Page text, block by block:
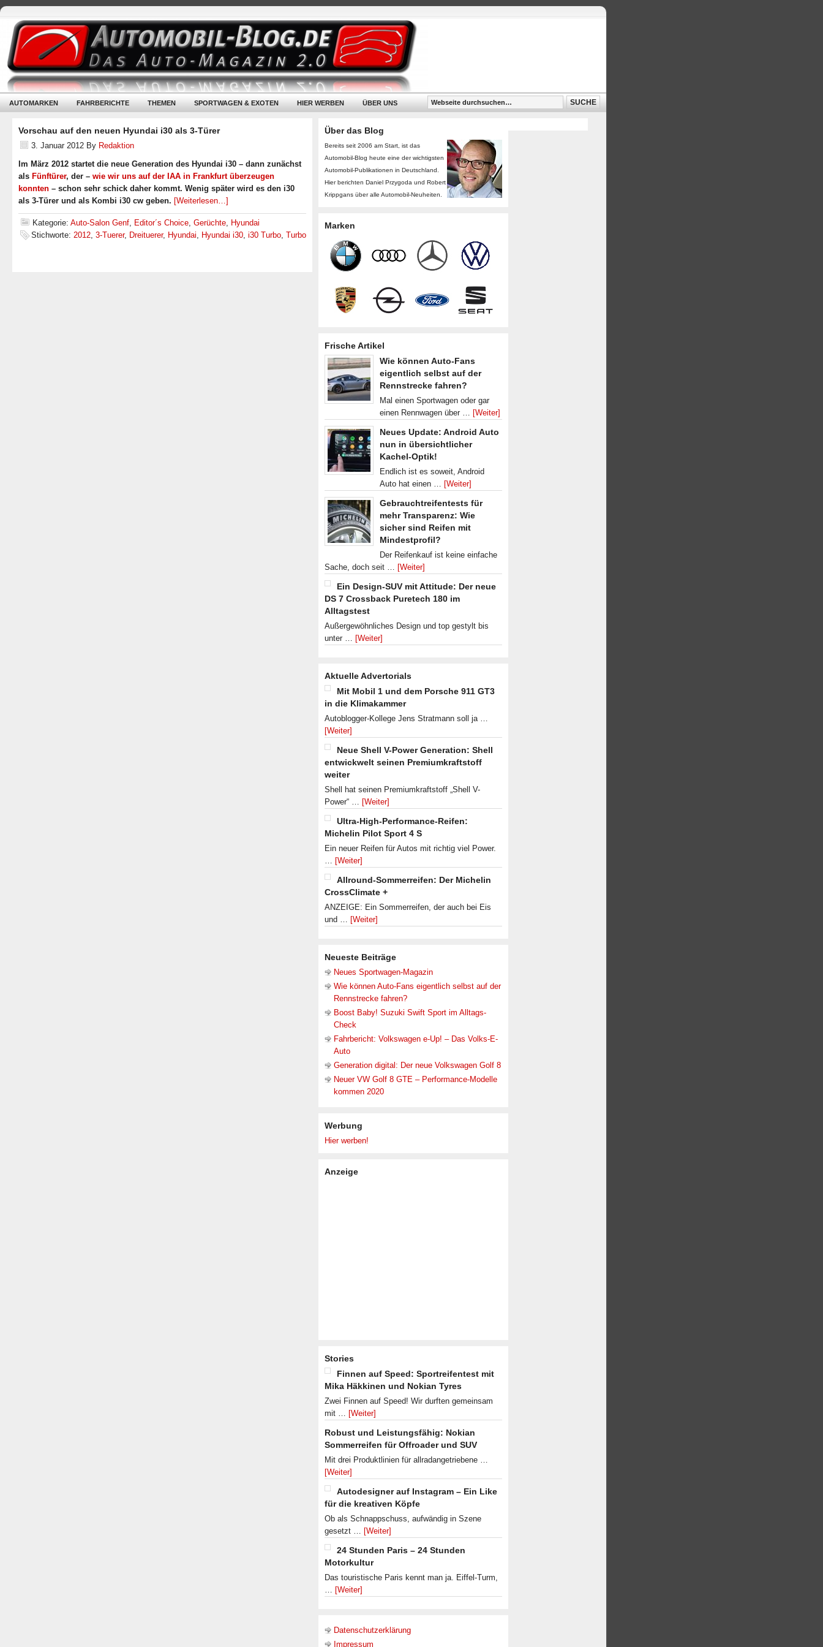
AUTOMARKEN FAHRBERICHTE THEMEN SPORTWAGEN & EXOTEN HIER WERBEN ÜBER UNS
Vorschau auf den neuen Hyundai i30 als 3-Türer
3. Januar 2012 By Redaktion
Im März 2012 startet die neue Generation des Hyundai i30 – dann zunächst
als Fünftürer, der – wie wir uns auf der IAA in Frankfurt überzeugen
konnten – schon sehr schick daher kommt. Wenig später wird es den i30
als 3-Türer und als Kombi i30 cw geben. [Weiterlesen…]
Kategorie: Auto-Salon Genf, Editor´s Choice, Gerüchte, Hyundai
Stichworte: 2012, 3-Tuerer, Dreituerer, Hyundai, Hyundai i30, i30 Turbo, Turbo
Über das Blog
Bereits seit 2006 am Start, ist das
Automobil-Blog heute eine der wichtigsten
Automobil-Publikationen in Deutschland.
Hier berichten Daniel Przygoda und Robert
Krippgans über alle Automobil-Neuheiten.
Marken
Frische Artikel
Wie können Auto-Fans
eigentlich selbst auf der
Rennstrecke fahren?
Mal einen Sportwagen oder gar
einen Rennwagen über … [Weiter]
Neues Update: Android Auto
nun in übersichtlicher
Kachel-Optik!
Endlich ist es soweit, Android
Auto hat einen … [Weiter]
Gebrauchtreifentests für
mehr Transparenz: Wie
sicher sind Reifen mit
Mindestprofil?
Der Reifenkauf ist keine einfache
Sache, doch seit … [Weiter]
Ein Design-SUV mit Attitude: Der neue
DS 7 Crossback Puretech 180 im
Alltagstest
Außergewöhnliches Design und top gestylt bis
unter … [Weiter]
Aktuelle Advertorials
Mit Mobil 1 und dem Porsche 911 GT3
in die Klimakammer
Autoblogger-Kollege Jens Stratmann soll ja …
[Weiter]
Neue Shell V-Power Generation: Shell
entwickwelt seinen Premiumkraftstoff
weiter
Shell hat seinen Premiumkraftstoff „Shell V-
Power“ … [Weiter]
Ultra-High-Performance-Reifen:
Michelin Pilot Sport 4 S
Ein neuer Reifen für Autos mit richtig viel Power.
… [Weiter]
Allround-Sommerreifen: Der Michelin
CrossClimate +
ANZEIGE: Ein Sommerreifen, der auch bei Eis
und … [Weiter]
Neueste Beiträge
Neues Sportwagen-Magazin
Wie können Auto-Fans eigentlich selbst auf der
Rennstrecke fahren?
Boost Baby! Suzuki Swift Sport im Alltags-
Check
Fahrbericht: Volkswagen e-Up! – Das Volks-E-
Auto
Generation digital: Der neue Volkswagen Golf 8
Neuer VW Golf 8 GTE – Performance-Modelle
kommen 2020
Werbung
Hier werben!
Anzeige
Stories
Finnen auf Speed: Sportreifentest mit
Mika Häkkinen und Nokian Tyres
Zwei Finnen auf Speed! Wir durften gemeinsam
mit … [Weiter]
Robust und Leistungsfähig: Nokian
Sommerreifen für Offroader und SUV
Mit drei Produktlinien für allradangetriebene …
[Weiter]
Autodesigner auf Instagram – Ein Like
für die kreativen Köpfe
Ob als Schnappschuss, aufwändig in Szene
gesetzt … [Weiter]
24 Stunden Paris – 24 Stunden
Motorkultur
Das touristische Paris kennt man ja. Eiffel-Turm,
… [Weiter]
Datenschutzerklärung
Impressum